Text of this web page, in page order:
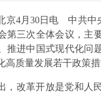
京4月30日电
中共中
第三次全体会议，主
推进中国式现代化问
高质量发展若干政策
，改革开放是党和人